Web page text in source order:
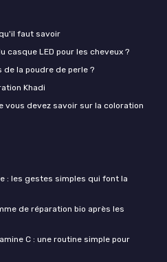
faut savoir
casque LED pour les cheveux ?
la poudre de perle ?
Khadi
vous devez savoir sur la coloration
: les gestes simples qui font la
de réparation bio après les
C : une routine simple pour